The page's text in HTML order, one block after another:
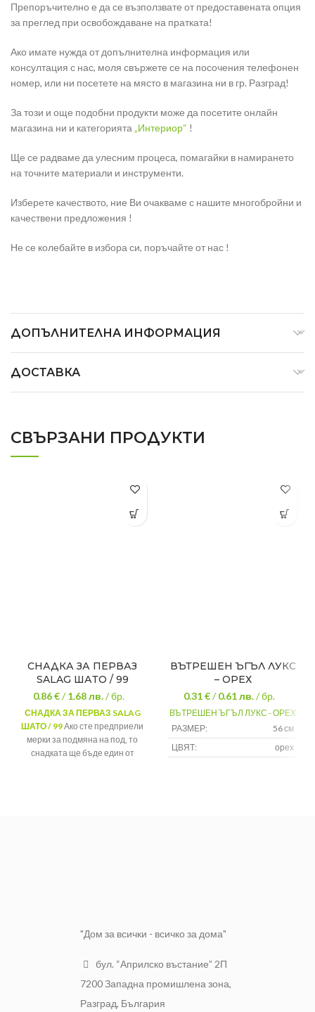
Препоръчително е да се възползвате от предоставената опция
за преглед при освобождаване на пратката!
Ако имате нужда от допълнителна информация или
консултация с нас, моля свържете се на посочения телефонен
номер, или ни посетете на място в магазина ни в гр. Разград!
За този и още подобни продукти може да посетите онлайн
магазина ни и категорията„Интериор“ !
Ще се радваме да улесним процеса, помагайки в намирането
на точните материали и инструменти.
Изберете качеството, ние Ви очакваме с нашите многобройни и
качествени предложения !
Не се колебайте в избора си, поръчайте от нас !
ДОПЪЛНИТЕЛНА ИНФОРМАЦИЯ
ДОСТАВКА
СВЪРЗАНИ ПРОДУКТИ
СНАДКА ЗА ПЕРВАЗ
SALAG ШАТО / 99
0.86 €/1.68лв./ бр.
СНАДКА ЗА ПЕРВАЗ SALAG
ШАТО / 99Ако сте предприели
мерки за подмяна на под, то
снадката ще бъде един от
ВЪТРЕШЕН ЪГЪЛ ЛУКС
– ОРЕХ
0.31 €/0.61лв./ бр.
ВЪТРЕШЕН ЪГЪЛ ЛУКС - ОРЕХ
РАЗМЕР:
56 см
ЦВЯТ:
орех
"Дом за всички - всичко за дома"
бул. “Априлско въстание” 2П
7200 Западна промишлена зона,
Разград, България